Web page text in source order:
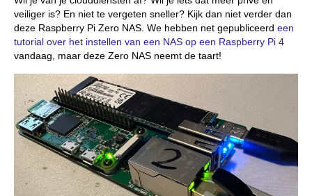
veiliger is? En niet te vergeten sneller? Kijk dan niet verder dan
deze Raspberry Pi Zero NAS. We hebben net gepubliceerd een
tutorial over het instellen van een NAS op een Raspberry Pi 4
vandaag, maar deze Zero NAS neemt de taart!